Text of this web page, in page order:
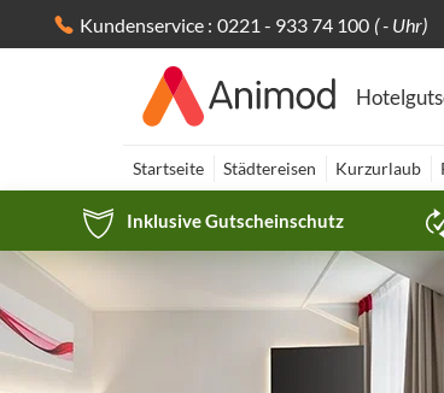
Kundenservice : 0221 - 933 74 100 ( - Uhr)
Startseite Städtereisen Kurzurlaub
Inklusive Gutscheinschutz